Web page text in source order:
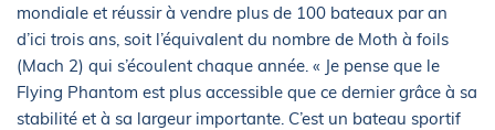
mondiale et réussir à vendre plus de 100 bateaux par an
d’ici trois ans, soit l’équivalent du nombre de Moth à foils
(Mach 2) qui s’écoulent chaque année. « Je pense que le
Flying Phantom est plus accessible que ce dernier grâce à sa
stabilité et à sa largeur importante. C’est un bateau sportif